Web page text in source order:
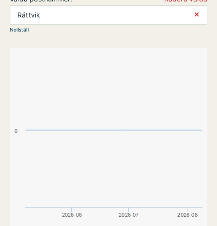
Rättvik
⨯
Nollställ
2026-06 2026-07 2026-08
0